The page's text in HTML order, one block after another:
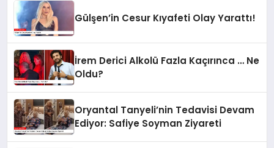
Gülşen’in Cesur Kıyafeti Olay Yarattı!
İrem Derici Alkolü Fazla Kaçırınca … Ne
Oldu?
Oryantal Tanyeli’nin Tedavisi Devam
Ediyor: Safiye Soyman Ziyareti